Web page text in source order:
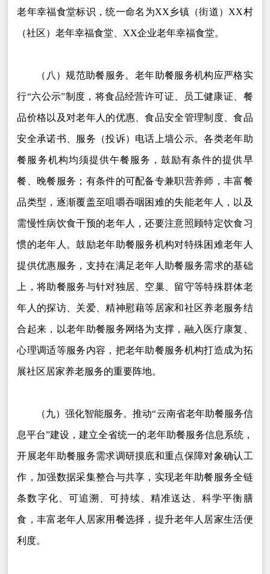
老年幸福食堂标识，统一命名为XX乡镇（街道）XX村
（社区）老年幸福食堂、XX企业老年幸福食堂。
（八）规范助餐服务。老年助餐服务机构应严格实
行“六公示”制度，将食品经营许可证、员工健康证、餐
品价格以及对老年人的优惠、食品安全管理制度、食品
安全承诺书、服务（投诉）电话上墙公示。各类老年助
餐服务机构均须提供午餐服务，鼓励有条件的提供早
餐、晚餐服务；有条件的可配备专兼职营养师，丰富餐
品类型，逐渐覆盖至咀嚼吞咽困难的失能老年人，以及
需慢性病饮食干预的老年人，还要注意照顾特定饮食习
惯的老年人。鼓励老年助餐服务机构对特殊困难老年人
提供优惠服务，支持在满足老年人助餐服务需求的基础
上，将助餐服务与针对独居、空巢、留守等特殊群体老
年人的探访、关爱、精神慰藉等居家和社区养老服务结
合起来，以老年助餐服务网络为支撑，融入医疗康复、
心理调适等服务内容，把老年助餐服务机构打造成为拓
展社区居家养老服务的重要阵地。
（九）强化智能服务。推动“云南省老年助餐服务信
息平台”建设，建立全省统一的老年助餐服务信息系统，
开展老年助餐服务需求调研摸底和重点保障对象确认工
作，加强数据采集整合与共享，实现老年助餐服务全链
条数字化、可追溯、可持续、精准送达、科学平衡膳
食，丰富老年人居家用餐选择，提升老年人居家生活便
利度。